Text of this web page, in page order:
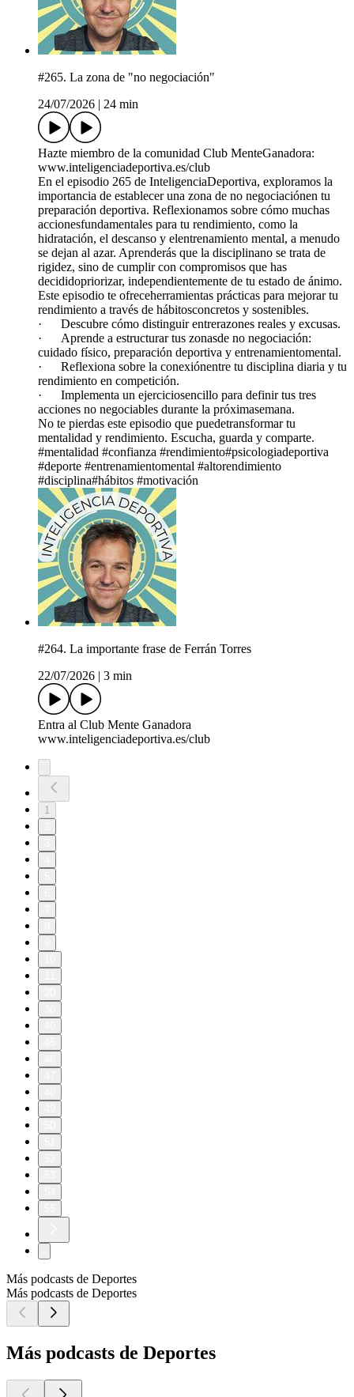
#265. La zona de "no negociación"
24/07/2026
24 min
Hazte miembro de la comunidad Club MenteGanadora:
www.inteligenciadeportiva.es/club
En el episodio 265 de InteligenciaDeportiva, exploramos la
importancia de establecer una zona de no negociaciónen tu
preparación deportiva. Reflexionamos sobre cómo muchas
accionesfundamentales para tu rendimiento, como la
hidratación, el descanso y elentrenamiento mental, a menudo
se dejan al azar. Aprenderás que la disciplinano se trata de
rigidez, sino de cumplir con compromisos que has
decididopriorizar, independientemente de tu estado de ánimo.
Este episodio te ofreceherramientas prácticas para mejorar tu
rendimiento a través de hábitosconcretos y sostenibles.
· Descubre cómo distinguir entrerazones reales y excusas.
· Aprende a estructurar tus zonasde no negociación:
cuidado físico, preparación deportiva y entrenamientomental.
· Reflexiona sobre la conexiónentre tu disciplina diaria y tu
rendimiento en competición.
· Implementa un ejerciciosencillo para definir tus tres
acciones no negociables durante la próximasemana.
No te pierdas este episodio que puedetransformar tu
mentalidad y rendimiento. Escucha, guarda y comparte.
#mentalidad #confianza #rendimiento#psicologiadeportiva
#deporte #entrenamientomental #altorendimiento
#disciplina#hábitos #motivación
#264. La importante frase de Ferrán Torres
22/07/2026
3 min
Entra al Club Mente Ganadora
www.inteligenciadeportiva.es/club
1
Más podcasts de Deportes
Más podcasts de Deportes
Más podcasts de Deportes